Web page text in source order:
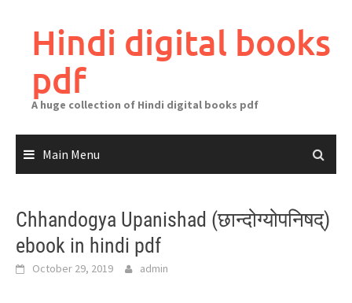
contentHindi digital books
pdf
A huge collection of Hindi digital books pdf
Main Menu
Chhandogya Upanishad (छान्दोग्योपनिषद्)
ebook in hindi pdf
October 29, 2019 admin